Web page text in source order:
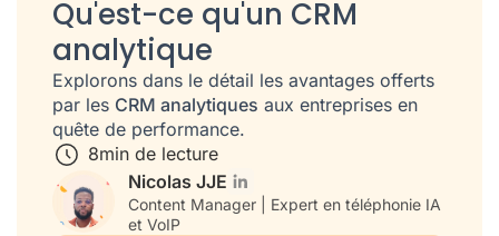
Qu'est-ce qu'un CRM
analytique
Explorons dans le détail les avantages offerts
par les CRM analytiques aux entreprises en
quête de performance.
8min de lecture
Nicolas JJE
Content Manager | Expert en téléphonie IA
et VoIP